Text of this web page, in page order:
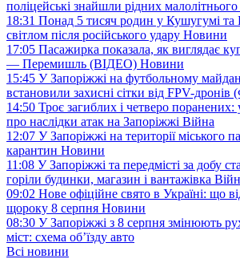
поліцейські знайшли рідних
18:31 Понад 5 тисяч родин у Кушугумі та
світлом після російського удару Новини
17:05 Пасажирка показала, як виглядає
— Перемишль (ВІДЕО) Новини
15:45 У Запоріжжі на футбольному
встановили захисні сітки від FPV-
14:50 Троє загиблих і четверо поранених:
про наслідки атак на Запоріжжі Війна
12:07 У Запоріжжі на території міського
карантин Новини
11:08 У Запоріжжі та передмісті за добу
горіли будинки, магазин і вантажівка
09:02 Нове офіційне свято в Україні: що
щороку 8 серпня Новини
08:30 У Запоріжжі з 8 серпня змінюють
міст: схема об’їзду авто
Всі новини